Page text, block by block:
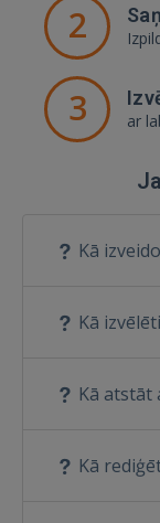
2
3 ar
Kā
Kā
Kā atstāt
Kā